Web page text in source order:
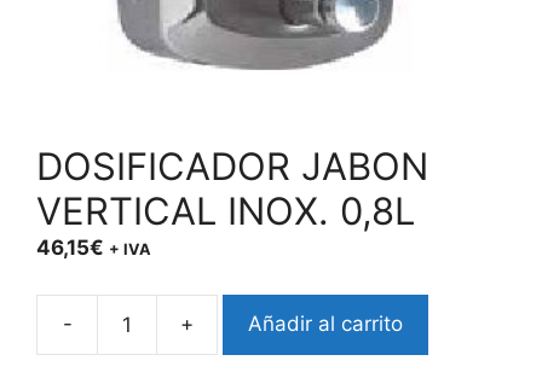
DOSIFICADOR JABON
VERTICAL INOX. 0,8L
46,15€ + IVA
-
DOSIFICADOR
+ Añadir al carrito